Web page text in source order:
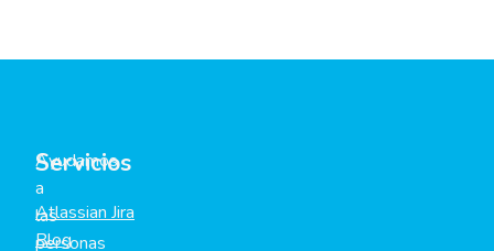
Ayudamos
a
las
personas
Servicios
Atlassian Jira
Blog